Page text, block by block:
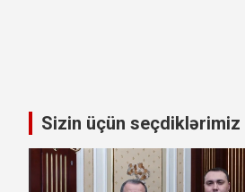
Sizin üçün seçdiklərimiz